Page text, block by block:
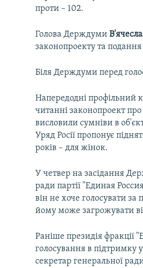
проти – 102.
Голова Держдуми
законопроекту та
Біля Держдуми перед
Напередодні профільний
читанні законопроект
висловили сумніви в
Уряд Росії пропонує
років – для жінок.
У четвер на засідання
ради партії "Единая
він не хоче голосувати
йому може загрожувати
Раніше президія фракції
голосування в підтримку
секретар генеральної